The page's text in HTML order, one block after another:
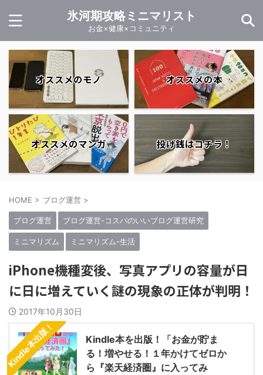
氷河期攻略ミニマリスト
お金×健康×コミュニティ
オススメのモノ オススメの本
オススメのマンガ 投げ銭はコチラ！
HOME > ブログ運営 >
ブログ運営 ブログ運営-コスパのいいブログ運営研究
ミニマリズム ミニマリズム-生活
iPhone機種変後、写真アプリの容量が日
に日に増えていく謎の現象の正体が判明！
2017年10月30日
Kindle本出版！
Kindle本を出版！「お金が貯ま
る！増やせる！１年かけてゼロか
ら『楽天経済圏』に入ってみ